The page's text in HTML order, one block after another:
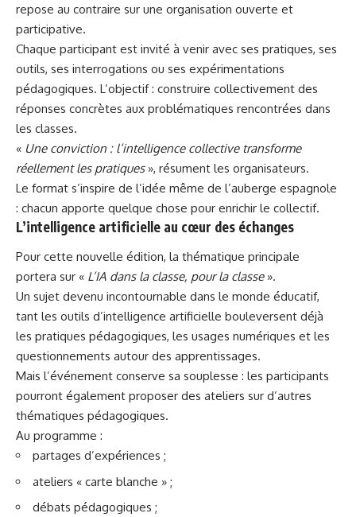
repose au contraire sur une organisation ouverte et
participative.
Chaque participant est invité à venir avec ses pratiques, ses
outils, ses interrogations ou ses expérimentations
pédagogiques. L’objectif : construire collectivement des
réponses concrètes aux problématiques rencontrées dans
les classes.
« Une conviction : l’intelligence collective transforme
réellement les pratiques», résument les organisateurs.
Le format s’inspire de l’idée même de l’auberge espagnole
: chacun apporte quelque chose pour enrichir le collectif.
L’intelligence artificielle au cœur des échanges
Pour cette nouvelle édition, la thématique principale
portera sur « L’IA dans la classe, pour la classe».
Un sujet devenu incontournable dans le monde éducatif,
tant les outils d’intelligence artificielle bouleversent déjà
les pratiques pédagogiques, les usages numériques et les
questionnements autour des apprentissages.
Mais l’événement conserve sa souplesse : les participants
pourront également proposer des ateliers sur d’autres
thématiques pédagogiques.
Au programme :
partages d’expériences ;
ateliers « carte blanche » ;
débats pédagogiques ;